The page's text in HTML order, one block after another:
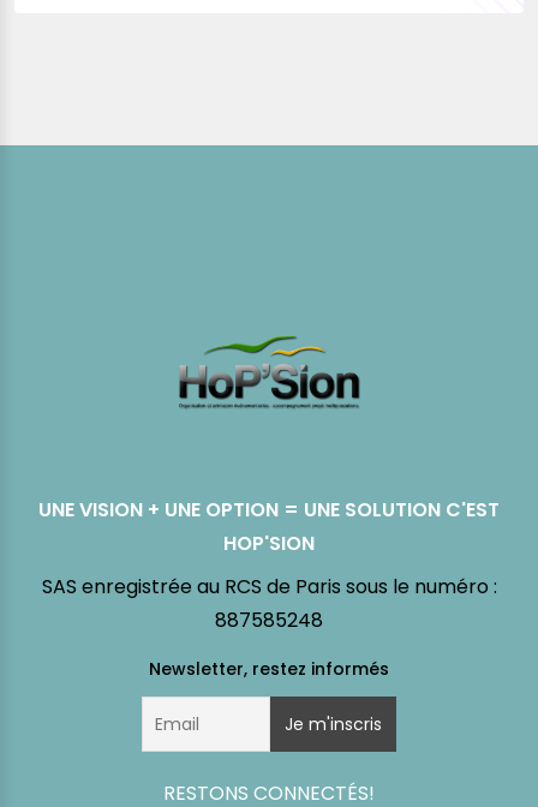
UNE VISION + UNE OPTION = UNE SOLUTION C'EST
HOP'SION
SAS enregistrée au RCS de Paris sous le numéro :
887585248
RESTONS CONNECTÉS!